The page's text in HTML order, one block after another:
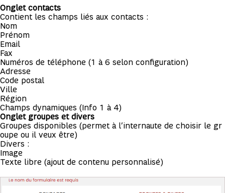
Onglet contacts
Contient les champs liés aux contacts :
Nom
Prénom
Email
Fax
Numéros de téléphone (1 à 6 selon configuration)
Adresse
Code postal
Ville
Région
Champs dynamiques (Info 1 à 4)
Onglet groupes et divers
Groupes disponibles (permet à l’internaute de choisir le gr
oupe ou il veux être)
Divers :
Image
Texte libre (ajout de contenu personnalisé)